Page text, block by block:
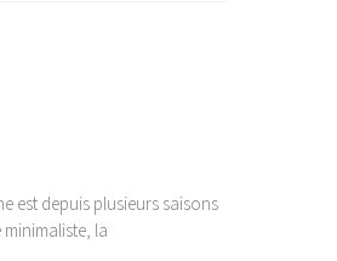
est depuis plusieurs saisons
la